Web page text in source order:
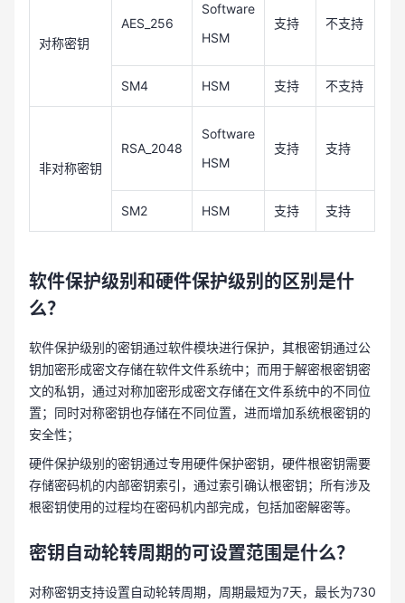
对称密钥
AES_256
Software
HSM
支持 不支持
SM4 HSM 支持 不支持
非对称密钥
RSA_2048
Software
HSM
支持 支持
SM2 HSM 支持 支持
软件保护级别和硬件保护级别的区别是什
么？
软件保护级别的密钥通过软件模块进行保护，其根密钥通过公
钥加密形成密文存储在软件文件系统中；而用于解密根密钥密
文的私钥，通过对称加密形成密文存储在文件系统中的不同位
置；同时对称密钥也存储在不同位置，进而增加系统根密钥的
安全性；
硬件保护级别的密钥通过专用硬件保护密钥，硬件根密钥需要
存储密码机的内部密钥索引，通过索引确认根密钥；所有涉及
根密钥使用的过程均在密码机内部完成，包括加密解密等。
密钥自动轮转周期的可设置范围是什么？
对称密钥支持设置自动轮转周期，周期最短为7天，最长为730